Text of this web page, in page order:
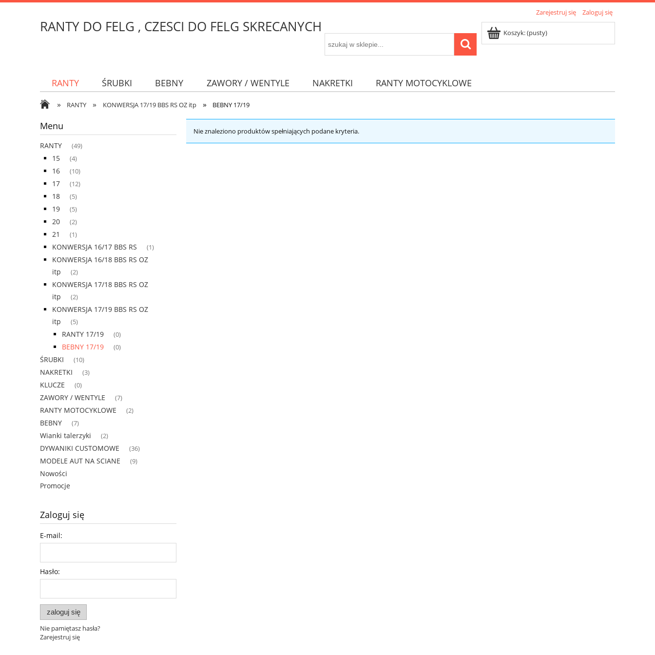
Zarejestruj się Zaloguj się
RANTY DO FELG , CZESCI DO FELG SKRECANYCH Koszyk:(pusty)
RANTY ŚRUBKI BEBNY ZAWORY / WENTYLE NAKRETKI RANTY MOTOCYKLOWE
» RANTY » KONWERSJA 17/19 BBS RS OZ itp » BEBNY 17/19
Menu
RANTY (49)
15 (4)
16 (10)
17 (12)
18 (5)
19 (5)
20 (2)
21 (1)
KONWERSJA 16/17 BBS RS (1)
KONWERSJA 16/18 BBS RS OZ
itp
(2)
KONWERSJA 17/18 BBS RS OZ
itp
(2)
KONWERSJA 17/19 BBS RS OZ
itp
(5)
RANTY 17/19 (0)
BEBNY 17/19 (0)
ŚRUBKI (10)
NAKRETKI (3)
KLUCZE (0)
ZAWORY / WENTYLE (7)
RANTY MOTOCYKLOWE (2)
BEBNY (7)
Wianki talerzyki (2)
DYWANIKI CUSTOMOWE (36)
MODELE AUT NA SCIANE (9)
Nowości
Promocje
Zaloguj się
E-mail:
Hasło:
zaloguj się
Nie pamiętasz hasła?
Zarejestruj się
Nie znaleziono produktów spełniających podane kryteria.